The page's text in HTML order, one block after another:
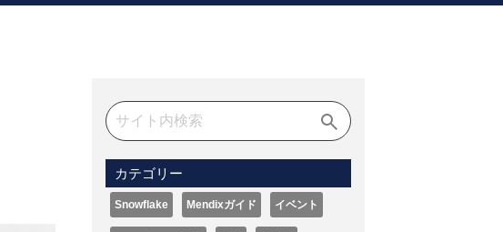
カテゴリー
Snowflake Mendixガイド イベント